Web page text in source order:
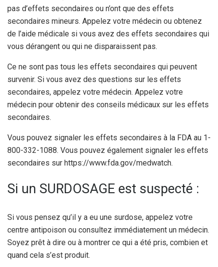
pas d’effets secondaires ou n’ont que des effets
secondaires mineurs. Appelez votre médecin ou obtenez
de l’aide médicale si vous avez des effets secondaires qui
vous dérangent ou qui ne disparaissent pas.
Ce ne sont pas tous les effets secondaires qui peuvent
survenir. Si vous avez des questions sur les effets
secondaires, appelez votre médecin. Appelez votre
médecin pour obtenir des conseils médicaux sur les effets
secondaires.
Vous pouvez signaler les effets secondaires à la FDA au 1-
800-332-1088. Vous pouvez également signaler les effets
secondaires sur https://www.fda.gov/medwatch.
Si un SURDOSAGE est suspecté :
Si vous pensez qu’il y a eu une surdose, appelez votre
centre antipoison ou consultez immédiatement un médecin.
Soyez prêt à dire ou à montrer ce qui a été pris, combien et
quand cela s’est produit.